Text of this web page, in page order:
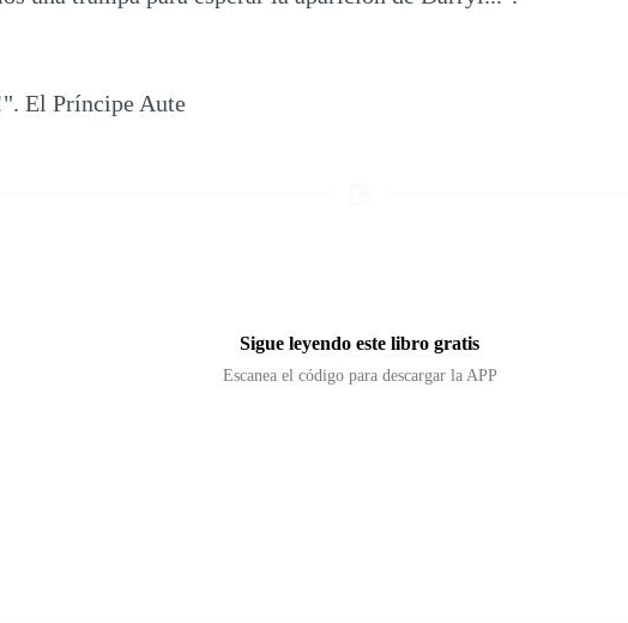
El Príncipe Aute
Sigue leyendo este libro gratis
Escanea el código para descargar la APP